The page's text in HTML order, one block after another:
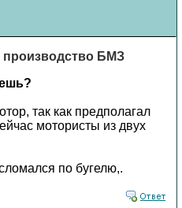
производство БМЗ
так как предполагал
мотористы из двух
по бугелю,.